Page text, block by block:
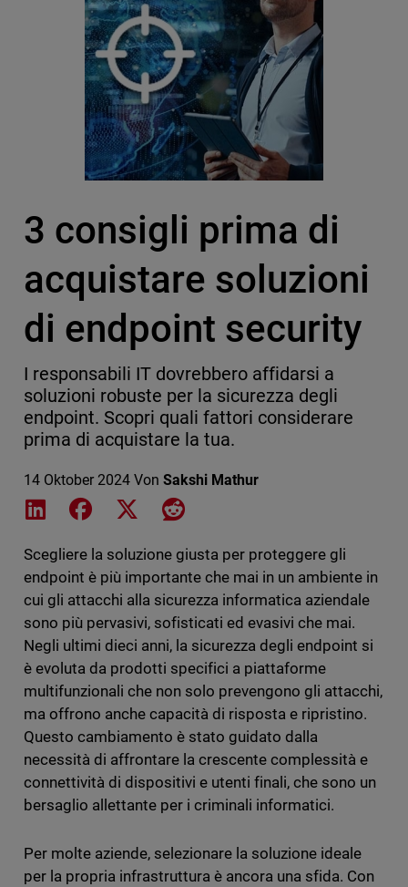
3 consigli prima di
acquistare soluzioni
di endpoint security
I responsabili IT dovrebbero affidarsi a
soluzioni robuste per la sicurezza degli
endpoint. Scopri quali fattori considerare
prima di acquistare la tua.
14 Oktober 2024 Von Sakshi Mathur
Share on LinkedIn
Share on Facebook
Share on XShare on Reddit
Scegliere la soluzione giusta per proteggere gli
endpoint è più importante che mai in un ambiente in
cui gli attacchi alla sicurezza informatica aziendale
sono più pervasivi, sofisticati ed evasivi che mai.
Negli ultimi dieci anni, la sicurezza degli endpoint si
è evoluta da prodotti specifici a piattaforme
multifunzionali che non solo prevengono gli attacchi,
ma offrono anche capacità di risposta e ripristino.
Questo cambiamento è stato guidato dalla
necessità di affrontare la crescente complessità e
connettività di dispositivi e utenti finali, che sono un
bersaglio allettante per i criminali informatici.
Per molte aziende, selezionare la soluzione ideale
per la propria infrastruttura è ancora una sfida. Con